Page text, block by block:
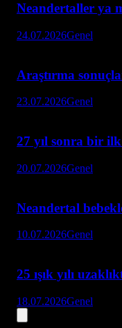
Neandertaller ya
24.07.2026Genel
Araştırma
23.07.2026Genel
27 yıl sonra bir
20.07.2026Genel
Neandertal
10.07.2026Genel
25 ışık yılı
18.07.2026Genel